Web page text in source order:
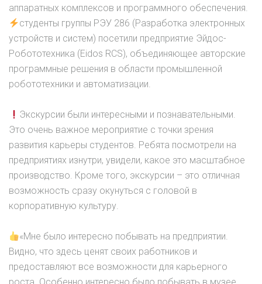
аппаратных комплексов и программного обеспечения.
студенты группы РЭУ 286 (Разработка электронных
устройств и систем) посетили предприятие Эйдос-
Робототехника (Eidos RCS), объединяющее авторские
программные решения в области промышленной
робототехники и автоматизации.
Экскурсии были интересными и познавательными.
Это очень важное мероприятие с точки зрения
развития карьеры студентов. Ребята посмотрели на
предприятиях изнутри, увидели, какое это масштабное
производство. Кроме того, экскурсии – это отличная
возможность сразу окунуться с головой в
корпоративную культуру.
«Мне было интересно побывать на предприятии.
Видно, что здесь ценят своих работников и
предоставляют все возможности для карьерного